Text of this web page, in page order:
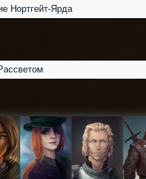
Нортгейт-Ярда